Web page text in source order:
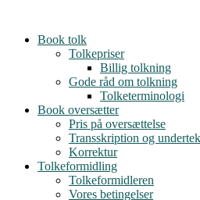
contentBook tolk
Tolkepriser
Billig tolkning
Gode råd om tolkning
Tolketerminologi
Book oversætter
Pris på oversættelse
Transskription og
Korrektur
Tolkeformidling
Tolkeformidleren
Vores betingelser